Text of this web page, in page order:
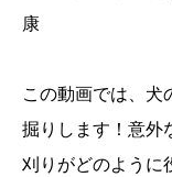
康
この動画では、犬
掘りします！意外
刈りがどのように